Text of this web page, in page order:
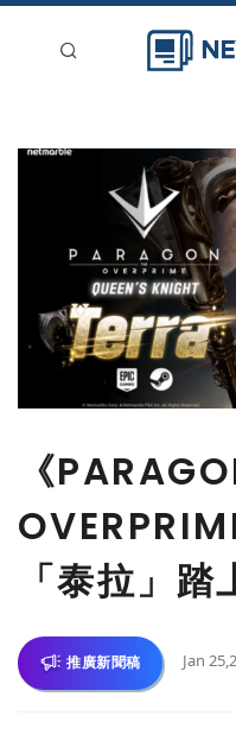
新聞稿分類
刊登
《
「泰拉」踏
推廣新聞稿 Jan